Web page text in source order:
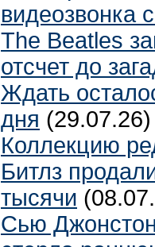
видеозвонка
The Beatles
отсчет до
Ждать
дня (29.07.26)
Коллекцию
Битлз
тысячи
Сью